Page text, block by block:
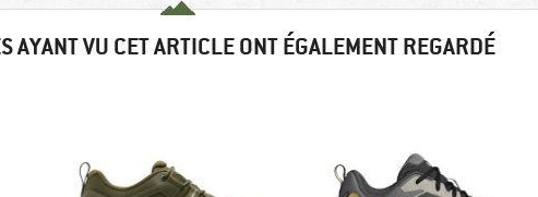
AYANT VU CET ARTICLE ONT ÉGALEMENT REGARDÉ